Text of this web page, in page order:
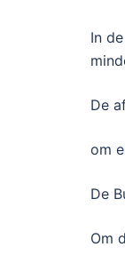
In
De
om
De
Om